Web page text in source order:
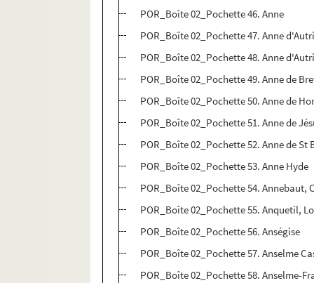
POR_Boîte 02_Pochette 46. Anne
POR_Boîte 02_Pochette 47. Anne
POR_Boîte 02_Pochette 48. Anne
POR_Boîte 02_Pochette 49. Anne de
POR_Boîte 02_Pochette 50. Anne de
POR_Boîte 02_Pochette 51. Anne de
POR_Boîte 02_Pochette 52. Anne de St
POR_Boîte 02_Pochette 53. Anne Hyde
POR_Boîte 02_Pochette 54. Annebaut,
POR_Boîte 02_Pochette 55. Anquetil,
POR_Boîte 02_Pochette 56. Anségise
POR_Boîte 02_Pochette 57. Anselme
POR_Boîte 02_Pochette 58. Anselme-